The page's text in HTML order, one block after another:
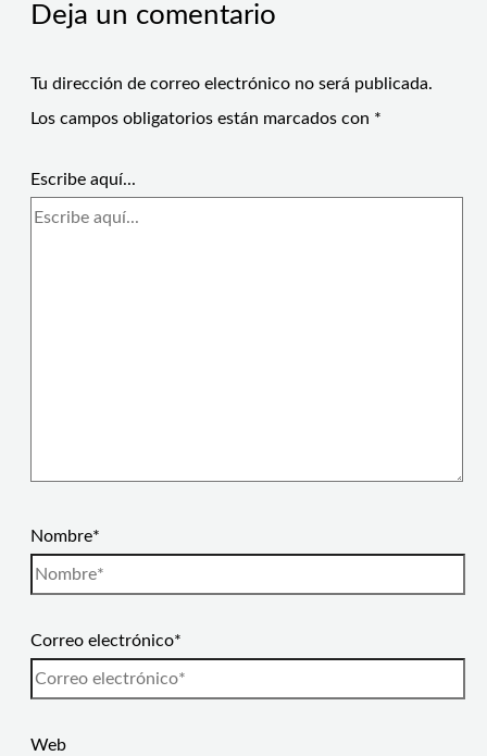
Deja un comentario
Tu dirección de correo electrónico no será publicada.
Los campos obligatorios están marcados con *
Escribe aquí...
Nombre*
Correo electrónico*
Web